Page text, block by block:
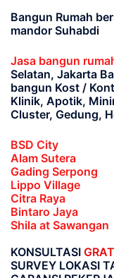
Bangun Rumah
mandor Suhabdi
Jasa bangun
Selatan, Jakarta
bangun Kost /
Klinik, Apotik,
Cluster, Gedung,
BSD City
Alam Sutera
Gading Serpong
Lippo Village
Citra Raya
Bintaro Jaya
Shila at Sawangan
KONSULTASI
SURVEY LOKASI